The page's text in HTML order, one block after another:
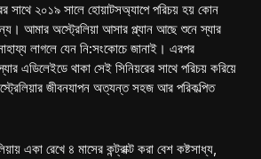
সাথে ২০১৯ সালে হোয়াটসঅ্যাপে পরিচয় হয় কোন
আমার অস্ট্রেলিয়া আসার প্ল্যান আছে শুনে স্যার
লাগলে যেন নি:সংকোচে জানাই। এরপর
এডিলেইডে থাকা সেই সিনিয়রের সাথে পরিচয় করিয়ে
জীবনযাপন অত্যন্ত সহজ আর পরিকল্পিত
একা রেখে ৪ মাসের কন্ট্রাক্ট করা বেশ কষ্টসাধ্য,